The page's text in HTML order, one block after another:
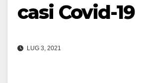
casi Covid-19
LUG 3, 2021